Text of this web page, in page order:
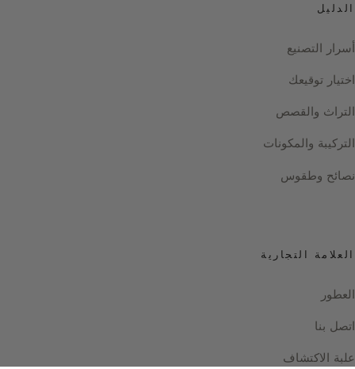
الدليل
أسرار التصنيع
اختيار توقيعك
التراث والقصص
التركيبة والمكونات
نصائح وطقوس
العلامة التجارية
العطور
اتصل بنا
علبة الاكتشاف